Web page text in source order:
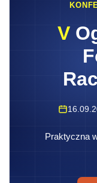
V
Praktyczna